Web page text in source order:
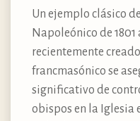
Un ejemplo clásico
Napoleónico de 1801
recientemente
francmasónico se
significativo de
obispos en la Iglesia